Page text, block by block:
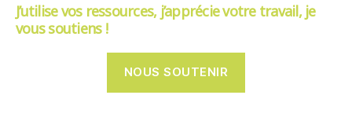
J’utilise vos ressources, j’apprécie votre travail, je
vous soutiens !
NOUS SOUTENIR